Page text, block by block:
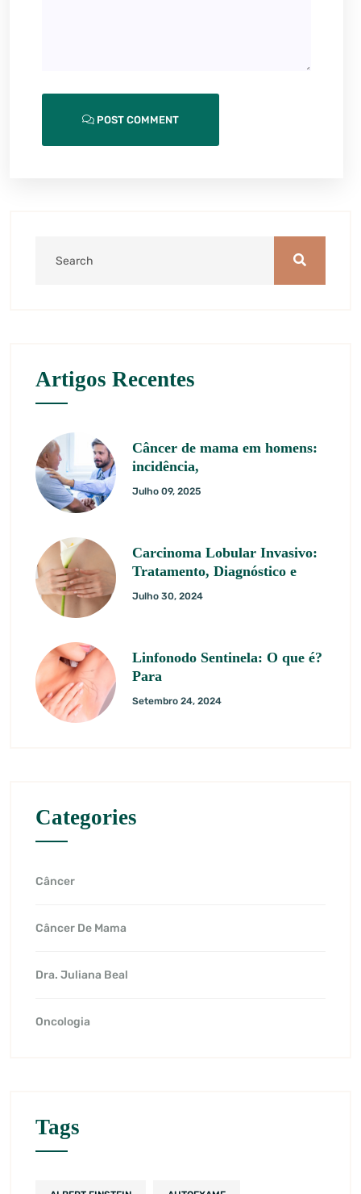
POST COMMENT
Artigos Recentes
Câncer de mama em homens:
incidência,
Julho 09, 2025
Carcinoma Lobular Invasivo:
Tratamento, Diagnóstico e
Julho 30, 2024
Linfonodo Sentinela: O que é?
Para
Setembro 24, 2024
Categories
Câncer
Câncer De Mama
Dra. Juliana Beal
Oncologia
Tags